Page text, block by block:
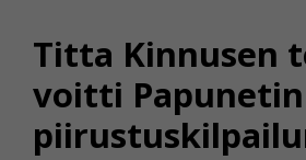
Titta Kinnusen
voitti Papunetin